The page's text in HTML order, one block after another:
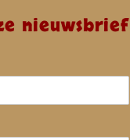
nieuwsbrief